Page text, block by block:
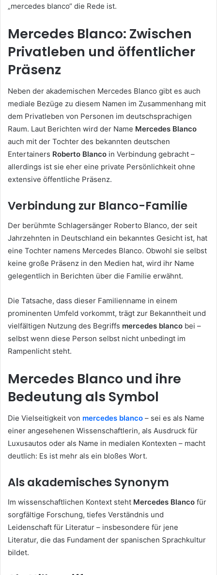
„mercedes blanco“ die Rede ist.
Mercedes Blanco: Zwischen
Privatleben und öffentlicher
Präsenz
Neben der akademischen Mercedes Blanco gibt es auch
mediale Bezüge zu diesem Namen im Zusammenhang mit
dem Privatleben von Personen im deutschsprachigen
Raum. Laut Berichten wird der Name Mercedes Blanco
auch mit der Tochter des bekannten deutschen
Entertainers Roberto Blanco in Verbindung gebracht –
allerdings ist sie eher eine private Persönlichkeit ohne
extensive öffentliche Präsenz.
Verbindung zur Blanco-Familie
Der berühmte Schlagersänger Roberto Blanco, der seit
Jahrzehnten in Deutschland ein bekanntes Gesicht ist, hat
eine Tochter namens Mercedes Blanco. Obwohl sie selbst
keine große Präsenz in den Medien hat, wird ihr Name
gelegentlich in Berichten über die Familie erwähnt.
Die Tatsache, dass dieser Familienname in einem
prominenten Umfeld vorkommt, trägt zur Bekanntheit und
vielfältigen Nutzung des Begriffs mercedes blanco bei –
selbst wenn diese Person selbst nicht unbedingt im
Rampenlicht steht.
Mercedes Blanco und ihre
Bedeutung als Symbol
Die Vielseitigkeit von mercedes blanco – sei es als Name
einer angesehenen Wissenschaftlerin, als Ausdruck für
Luxusautos oder als Name in medialen Kontexten – macht
deutlich: Es ist mehr als ein bloßes Wort.
Als akademisches Synonym
Im wissenschaftlichen Kontext steht Mercedes Blanco für
sorgfältige Forschung, tiefes Verständnis und
Leidenschaft für Literatur – insbesondere für jene
Literatur, die das Fundament der spanischen Sprachkultur
bildet.